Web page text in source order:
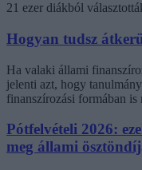
21 ezer diákból
Hogyan tudsz
Ha valaki állami
jelenti azt, hogy
finanszírozási formában is
Pótfelvételi 2026:
meg állami